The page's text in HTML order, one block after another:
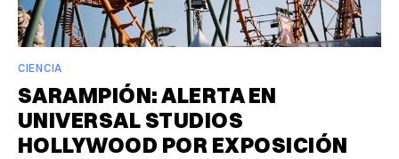
CIENCIA
SARAMPIÓN: ALERTA EN
UNIVERSAL STUDIOS
HOLLYWOOD POR EXPOSICIÓN